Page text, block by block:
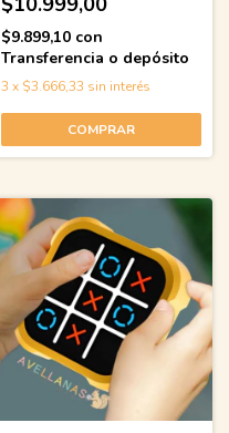
$9.899,10 con
Transferencia o depósito
3 x $3.666,33 sin interés
COMPRAR